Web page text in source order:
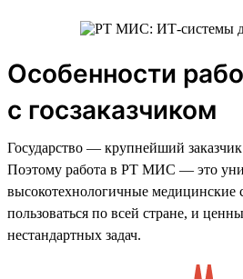
Особенности
с госзаказчиком
Государство — крупнейший
Поэтому работа в РТ МИС — это
высокотехнологичные медицинские
пользоваться по всей стране, и
нестандартных задач.